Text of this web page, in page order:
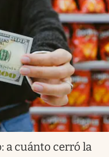
a cuánto cerró la